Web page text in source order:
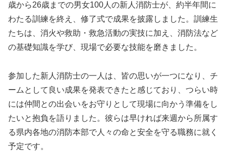
歳から26歳までの男女100人の新人消防士が、約半年間に
わたる訓練を終え、修了式で成果を披露しました。訓練生
たちは、消火や救助・救急活動の実技に加え、消防法など
の基礎知識を学び、現場で必要な技能を磨きました。
参加した新人消防士の一人は、皆の思いが一つになり、チ
ームとして良い成果を発表できたと感じており、つらい時
には仲間との出会いをお守りとして現場に向かう準備をし
たいと抱負を語りました。彼らは早ければ来週から所属す
る県内各地の消防本部で人々の命と安全を守る職務に就く
予定です。